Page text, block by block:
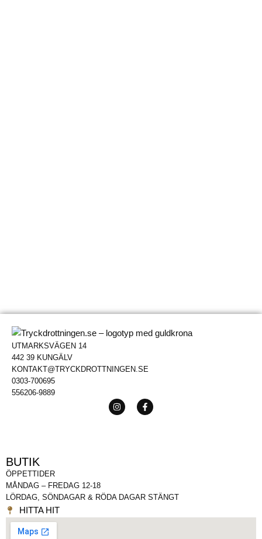
UTMARKSVÄGEN 14
442 39 KUNGÄLV
KONTAKT@TRYCKDROTTNINGEN.SE
0303-700695
556206-9889
BUTIK
ÖPPETTIDER
MÅNDAG – FREDAG 12-18
LÖRDAG, SÖNDAGAR & RÖDA DAGAR STÄNGT
HITTA HIT